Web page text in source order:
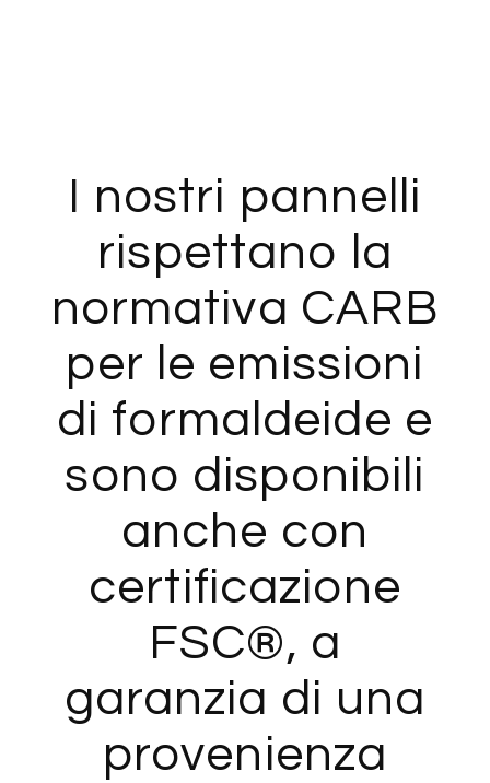
I nostri pannelli
rispettano la
normativa CARB
per le emissioni
di formaldeide e
sono disponibili
anche con
certificazione
FSC®, a
garanzia di una
provenienza